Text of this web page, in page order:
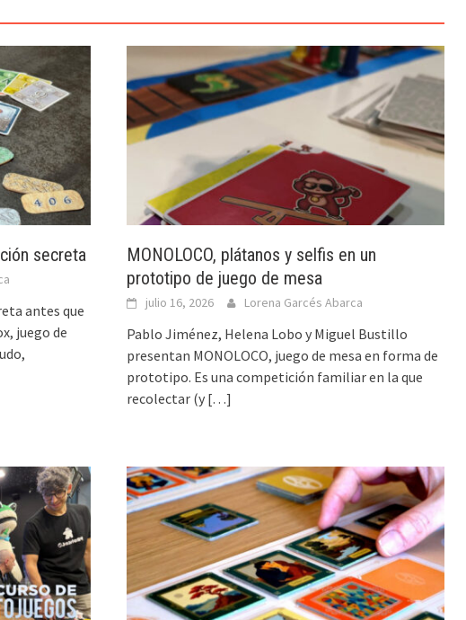
secreta
antes que
juego de
MONOLOCO, plátanos y selfis en un
prototipo de juego de mesa
julio 16, 2026 Lorena Garcés Abarca
Pablo Jiménez, Helena Lobo y Miguel Bustillo
presentan MONOLOCO, juego de mesa en forma de
prototipo. Es una competición familiar en la que
recolectar (y […]